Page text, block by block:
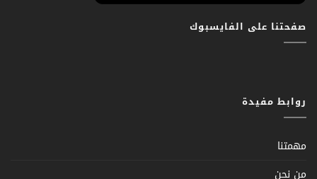
صفحتنا على الفايسبوك
روابط مفيدة
مهمتنا
من نحن